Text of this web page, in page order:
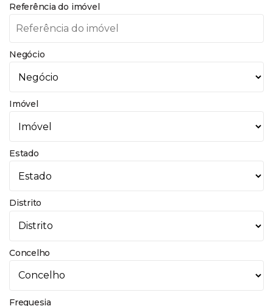
Referência do imóvel
Negócio
Imóvel
Estado
Distrito
Concelho
Freguesia